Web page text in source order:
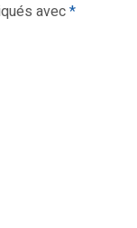
avec*